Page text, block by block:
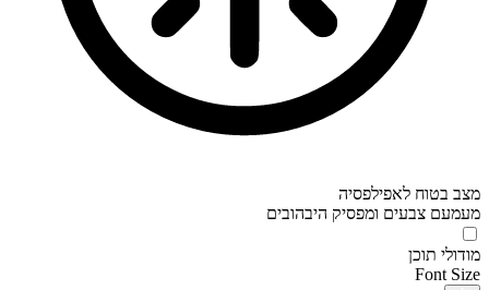
מצב בטוח לאפילפסיה
מעמעם צבעים ומפסיק היבהובים
מודולי תוכן
Font Size